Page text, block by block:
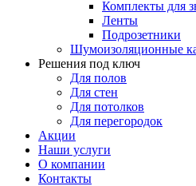
Комплекты для
Ленты
Подрозетники
Шумоизоляционные
Решения под ключ
Для полов
Для стен
Для потолков
Для перегородок
Акции
Наши услуги
О компании
Контакты